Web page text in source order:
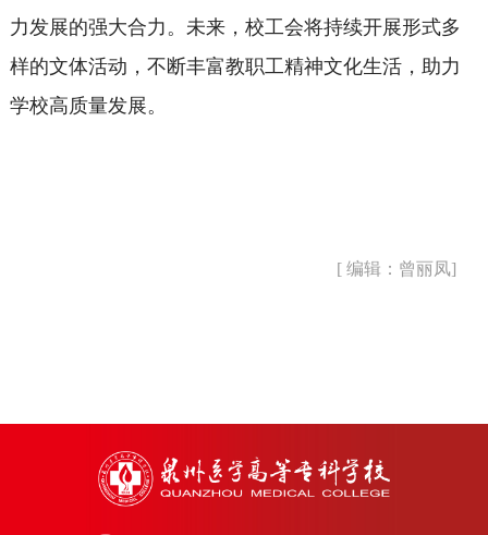
力发展的强大合力。未来，校工会将持续开展形式多
样的文体活动，不断丰富教职工精神文化生活，助力
学校高质量发展。
[ 编辑：曾丽凤]